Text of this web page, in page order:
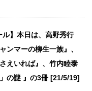
ル】本日は、高野秀行
ンマーの柳生一族』、
えいれば』、竹内睦泰
の謎 』の3冊 [21/5/19]